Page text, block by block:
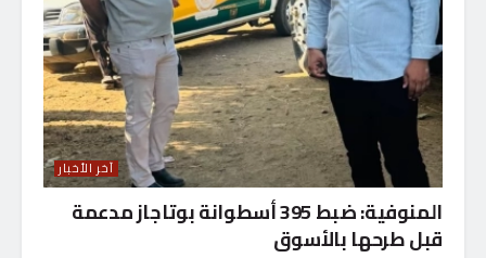
آخر الأخبار
المنوفية: ضبط 395 أسطوانة بوتاجاز مدعمة
قبل طرحها بالأسوق